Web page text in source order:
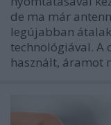
de ma már
legújabban
technológiával. A
használt, áramot